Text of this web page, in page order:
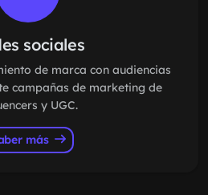
sociales
de marca con audiencias
campañas de marketing de
y UGC.
más